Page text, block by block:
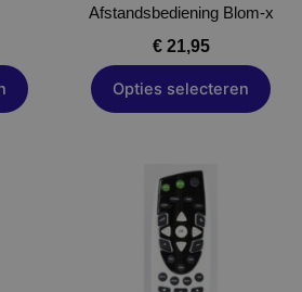
Afstandsbediening Blom-x
€21,95
Opties selecteren
op
de
productpagina